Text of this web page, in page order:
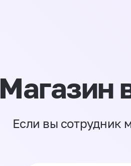
Магазин
Если вы сотрудник